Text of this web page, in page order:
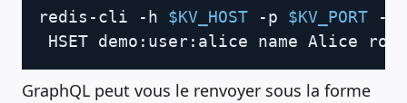
redis-cli -h $KV_HOST -p $KV_PORT --
HSET demo:user:alice name Alice
GraphQL peut vous le renvoyer sous la forme